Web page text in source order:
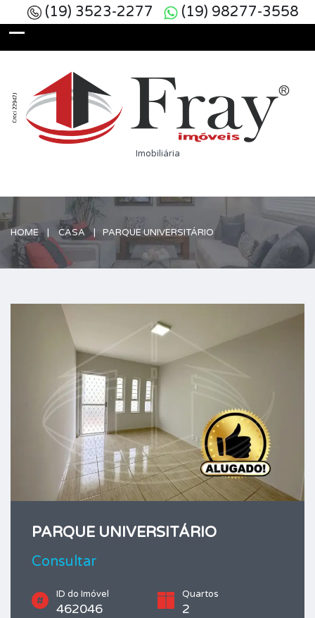
(19) 98277-3558
(19) 3523-2277
Imobiliária
HOME CASA PARQUE UNIVERSITÁRIO
PARQUE UNIVERSITÁRIO
Consultar
ID do Imóvel
462046
Quartos
2